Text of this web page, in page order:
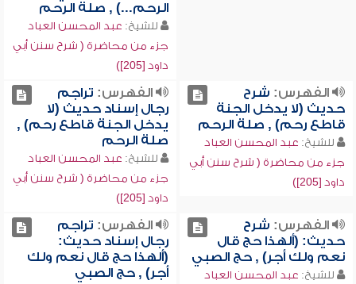
الرحم...) , صلة الرحم
للشيخ: عبد المحسن العباد
جزء من محاضرة ( شرح سنن أبي
داود [205])
الفهرس: شرح
حديث (لا يدخل الجنة
قاطع رحم) , صلة الرحم
للشيخ: عبد المحسن العباد
جزء من محاضرة ( شرح سنن أبي
داود [205])
الفهرس: تراجم
رجال إسناد حديث (لا
يدخل الجنة قاطع رحم) ,
صلة الرحم
للشيخ: عبد المحسن العباد
جزء من محاضرة ( شرح سنن أبي
داود [205])
الفهرس: شرح
حديث: (ألهذا حج قال
نعم ولك أجر) , حج الصبي
للشيخ: عبد المحسن العباد
الفهرس: تراجم
رجال إسناد حديث:
(ألهذا حج قال نعم ولك
أجر) , حج الصبي